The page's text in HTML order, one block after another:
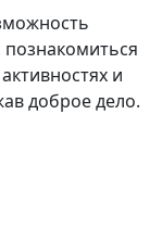
и
доброе дело.